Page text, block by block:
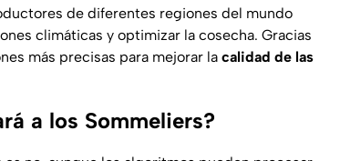
de diferentes regiones del mundo
climáticas y optimizar la cosecha. Gracias
más precisas para mejorar la calidad de las
a los Sommeliers?